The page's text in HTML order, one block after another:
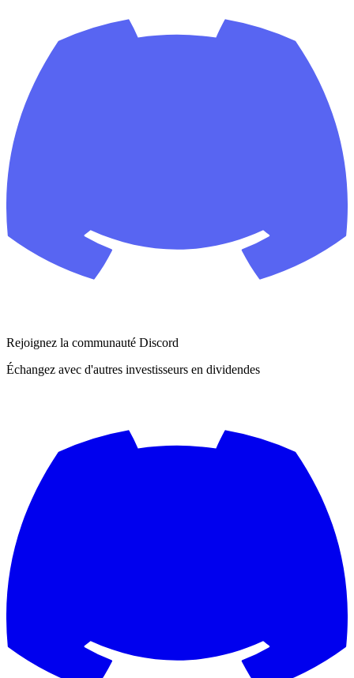
Rejoignez la communauté Discord
Échangez avec d'autres investisseurs en dividendes